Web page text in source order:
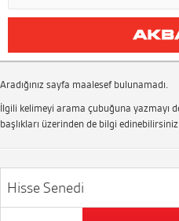
Aradığınız sayfa maalesef bulunamadı.
İlgili kelimeyi arama çubuğuna yazmayı
başlıkları üzerinden de bilgi
Hisse Senedi